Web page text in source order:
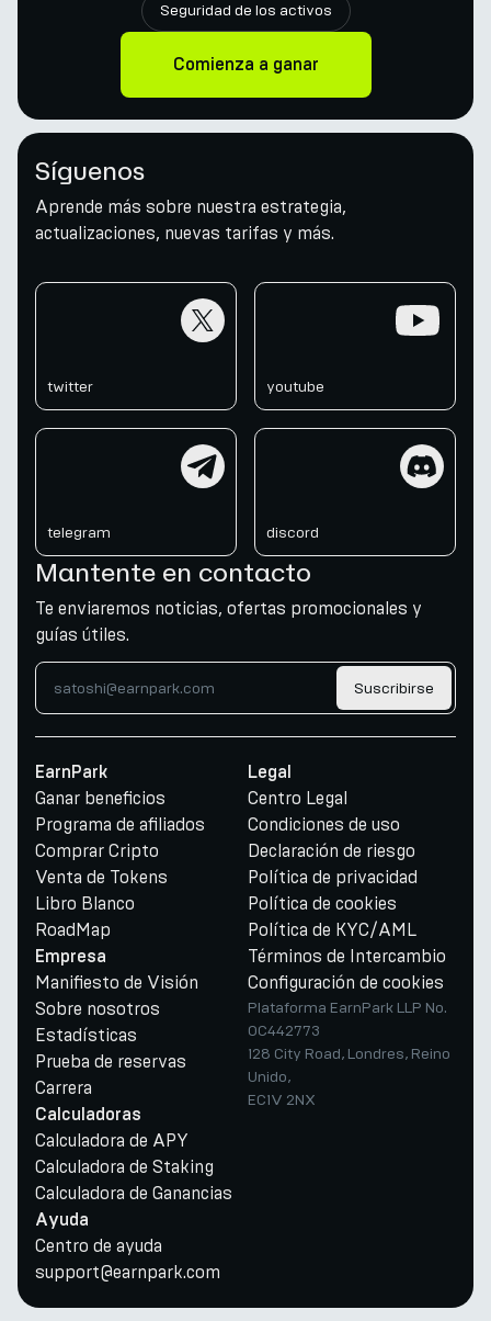
Seguridad de los activos
Comienza a ganar
Síguenos
Aprende más sobre nuestra estrategia,
actualizaciones, nuevas tarifas y más.
twitter youtube
telegram discord
Mantente en contacto
Te enviaremos noticias, ofertas promocionales y
guías útiles.
Suscribirse
EarnPark
Ganar beneficios
Programa de afiliados
Comprar Cripto
Venta de Tokens
Libro Blanco
RoadMap
Empresa
Manifiesto de Visión
Sobre nosotros
Estadísticas
Prueba de reservas
Carrera
Calculadoras
Calculadora de APY
Calculadora de Staking
Calculadora de Ganancias
Ayuda
Centro de ayuda
support@earnpark.com
Legal
Centro Legal
Condiciones de uso
Declaración de riesgo
Política de privacidad
Política de cookies
Política de KYC/AML
Términos de Intercambio
Configuración de cookies
Plataforma EarnPark LLP No.
OC442773
128 City Road, Londres, Reino
Unido,
EC1V 2NX